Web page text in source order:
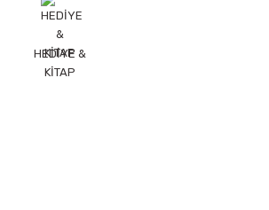
HEDİYE &
KİTAP